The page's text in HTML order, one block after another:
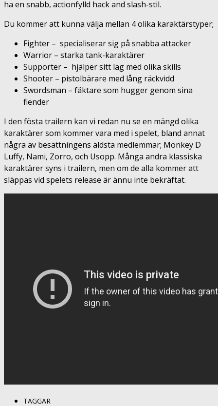
ha en snabb, actionfylld hack and slash-stil.
Du kommer att kunna välja mellan 4 olika karaktärstyper;
Fighter – specialiserar sig på snabba attacker
Warrior – starka tank-karaktärer
Supporter – hjälper sitt lag med olika skills
Shooter – pistolbärare med lång räckvidd
Swordsman – fäktare som hugger genom sina
fiender
I den fösta trailern kan vi redan nu se en mängd olika
karaktärer som kommer vara med i spelet, bland annat
några av besättningens äldsta medlemmar; Monkey D
Luffy, Nami, Zorro, och Usopp. Många andra klassiska
karaktärer syns i trailern, men om de alla kommer att
släppas vid spelets release är ännu inte bekräftat.
TAGGAR